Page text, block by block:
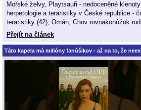
Mořské želvy, Playtsauři - nedoceněné
herpetologie a teraristiky v České republice -
teraristiky (42), Omán, Chov rovnakonôžok
Přejít na článek
Táto kapela má milióny fanúšikov - až na to, že